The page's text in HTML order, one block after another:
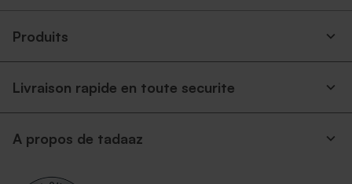
Produits
Livraison rapide en toute securite
A propos de tadaaz